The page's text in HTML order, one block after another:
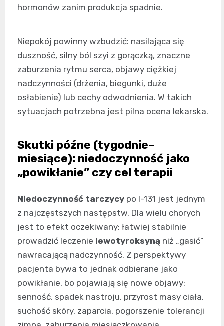
hormonów zanim produkcja spadnie.
Niepokój powinny wzbudzić: nasilająca się
duszność, silny ból szyi z gorączką, znaczne
zaburzenia rytmu serca, objawy ciężkiej
nadczynności (drżenia, biegunki, duże
osłabienie) lub cechy odwodnienia. W takich
sytuacjach potrzebna jest pilna ocena lekarska.
Skutki późne (tygodnie–
miesiące): niedoczynność jako
„powikłanie” czy cel terapii
Niedoczynność tarczycy po I-131 jest jednym
z najczęstszych następstw. Dla wielu chorych
jest to efekt oczekiwany: łatwiej stabilnie
prowadzić leczenie lewotyroksyną niż „gasić”
nawracającą nadczynność. Z perspektywy
pacjenta bywa to jednak odbierane jako
powikłanie, bo pojawiają się nowe objawy:
senność, spadek nastroju, przyrost masy ciała,
suchość skóry, zaparcia, pogorszenie tolerancji